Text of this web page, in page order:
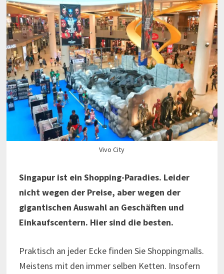
Vivo City
Singapur ist ein Shopping-Paradies. Leider
nicht wegen der Preise, aber wegen der
gigantischen Auswahl an Geschäften und
Einkaufscentern. Hier sind die besten.
Praktisch an jeder Ecke finden Sie Shoppingmalls.
Meistens mit den immer selben Ketten. Insofern